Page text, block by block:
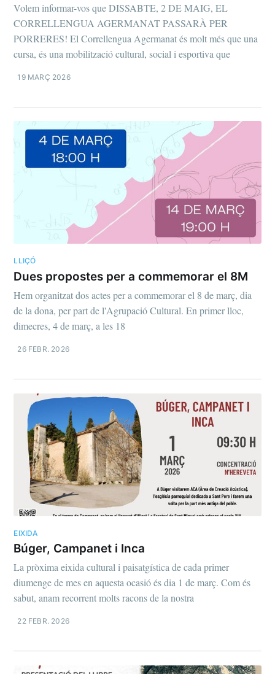
Volem informar-vos que DISSABTE, 2 DE MAIG, EL
CORRELLENGUA AGERMANAT PASSARÀ PER
PORRERES! El Correllengua Agermanat és molt més que una
cursa, és una mobilització cultural, social i esportiva que
19 MARÇ 2026
LLIÇÓ
Dues propostes per a commemorar el 8M
Hem organitzat dos actes per a commemorar el 8 de març, dia
de la dona, per part de l'Agrupació Cultural. En primer lloc,
dimecres, 4 de març, a les 18
26 FEBR. 2026
EIXIDA
Búger, Campanet i Inca
La pròxima eixida cultural i paisatgística de cada primer
diumenge de mes en aquesta ocasió és dia 1 de març. Com és
sabut, anam recorrent molts racons de la nostra
22 FEBR. 2026